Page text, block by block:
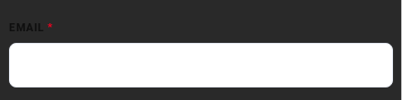
EMAIL